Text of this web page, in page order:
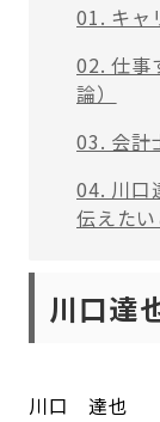
01. キャ
02. 仕事
論）
03. 会計
04. 川口
伝えたい
川口達
川口 達也